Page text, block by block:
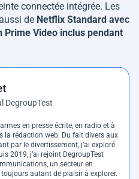
connectée intégrée. Les
de Netflix Standard avec
Prime Video inclus pendant
DegroupTest
en presse écrite, en radio et à
la rédaction web. Du fait divers aux
par le divertissement, j’ai exploré
2019, j’ai rejoint DegroupTest
un secteur en
autant de plaisir à explorer.